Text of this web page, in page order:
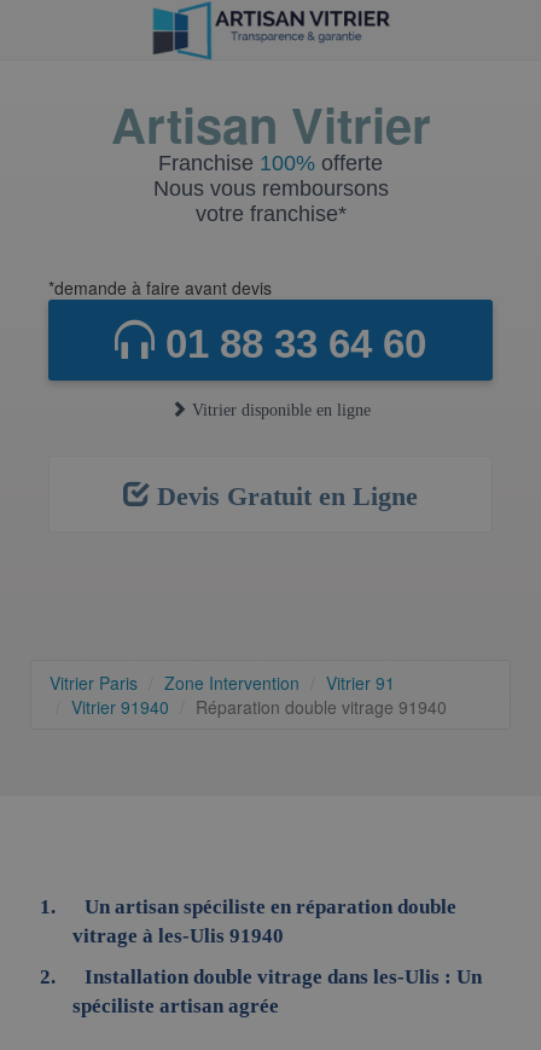
Artisan Vitrier
Franchise 100% offerte
Nous vous remboursons
votre franchise*
*demande à faire avant devis
01 88 33 64 60
Vitrier disponible en ligne
Devis Gratuit en Ligne
Vitrier Paris Zone Intervention
Vitrier 91
Vitrier 91940
Réparation double vitrage 91940
Un artisan spéciliste en réparation double
vitrage à les-Ulis 91940
Installation double vitrage dans les-Ulis : Un
spéciliste artisan agrée